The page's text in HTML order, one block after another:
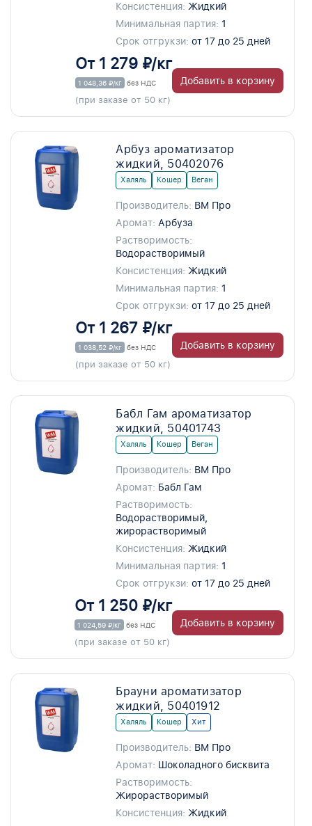
Консистенция: Жидкий
Минимальная партия: 1
Срок отгрукзи: от 17 до 25 дней
От 1 279 ₽/кг
1 048,36 ₽/кг без НДС
(при заказе от 50 кг)
Добавить в корзину
Арбуз ароматизатор
жидкий, 50402076
Халяль Кошер Веган
Производитель: ВМ Про
Аромат: Арбуза
Растворимость:
Водорастворимый
Консистенция: Жидкий
Минимальная партия: 1
Срок отгрукзи: от 17 до 25 дней
От 1 267 ₽/кг
1 038,52 ₽/кг без НДС
(при заказе от 50 кг)
Добавить в корзину
Бабл Гам ароматизатор
жидкий, 50401743
Халяль Кошер Веган
Производитель: ВМ Про
Аромат: Бабл Гам
Растворимость:
Водорастворимый,
жирорастворимый
Консистенция: Жидкий
Минимальная партия: 1
Срок отгрукзи: от 17 до 25 дней
От 1 250 ₽/кг
1 024,59 ₽/кг без НДС
(при заказе от 50 кг)
Добавить в корзину
Брауни ароматизатор
жидкий, 50401912
Халяль Кошер Хит
Производитель: ВМ Про
Аромат: Шоколадного бисквита
Растворимость:
Жирорастворимый
Консистенция: Жидкий